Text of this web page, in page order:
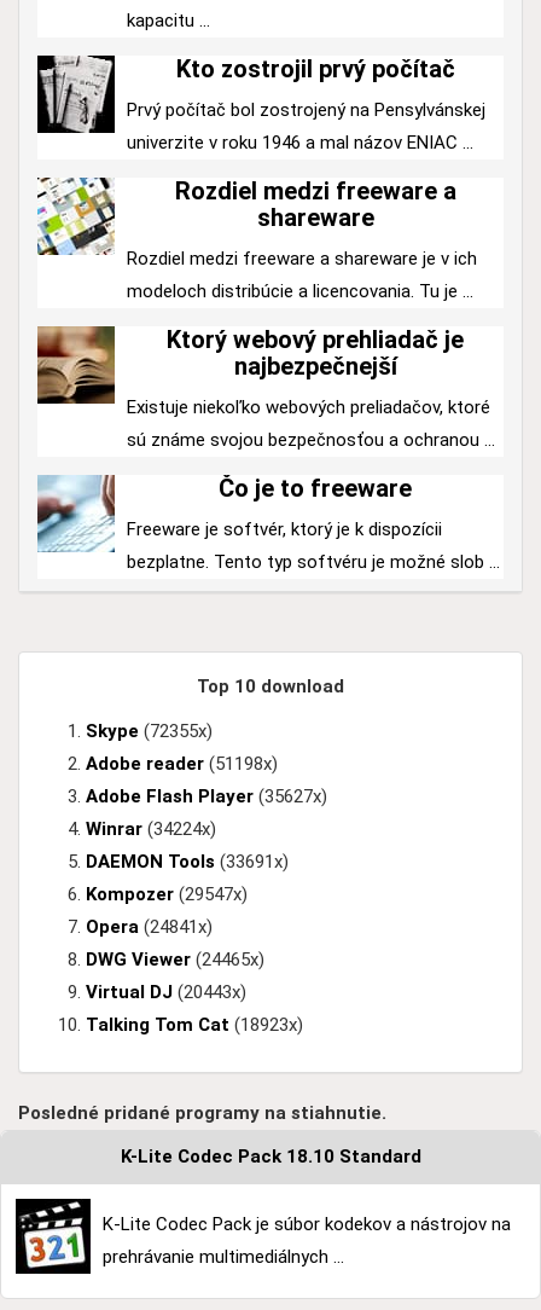
kapacitu ...
Kto zostrojil prvý počítač
Prvý počítač bol zostrojený na Pensylvánskej
univerzite v roku 1946 a mal názov ENIAC ...
Rozdiel medzi freeware a
shareware
Rozdiel medzi freeware a shareware je v ich
modeloch distribúcie a licencovania. Tu je ...
Ktorý webový prehliadač je
najbezpečnejší
Existuje niekoľko webových preliadačov, ktoré
sú známe svojou bezpečnosťou a ochranou ...
Čo je to freeware
Freeware je softvér, ktorý je k dispozícii
bezplatne. Tento typ softvéru je možné slob ...
Top 10 download
Skype (72355x)
Adobe reader (51198x)
Adobe Flash Player (35627x)
Winrar (34224x)
DAEMON Tools (33691x)
Kompozer (29547x)
Opera (24841x)
DWG Viewer (24465x)
Virtual DJ (20443x)
Talking Tom Cat (18923x)
Posledné pridané programy na stiahnutie.
K-Lite Codec Pack 18.10 Standard
K-Lite Codec Pack je súbor kodekov a nástrojov na
prehrávanie multimediálnych ...